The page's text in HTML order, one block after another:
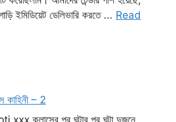
ইমিডিয়েট ডেলিভারি করতে ... Read
কাহিনী – 2